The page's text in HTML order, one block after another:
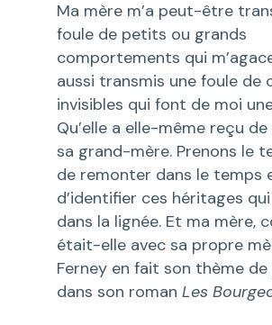
Ma mère m’a peut-être
foule de petits ou grands
comportements qui
aussi transmis une foule de
invisibles qui font de moi
Qu’elle a elle-même reçu
sa grand-mère. Prenons le
de remonter dans le temps
d’identifier ces héritages
dans la lignée. Et ma mère,
était-elle avec sa propre
Ferney en fait son thème
dans son roman Les